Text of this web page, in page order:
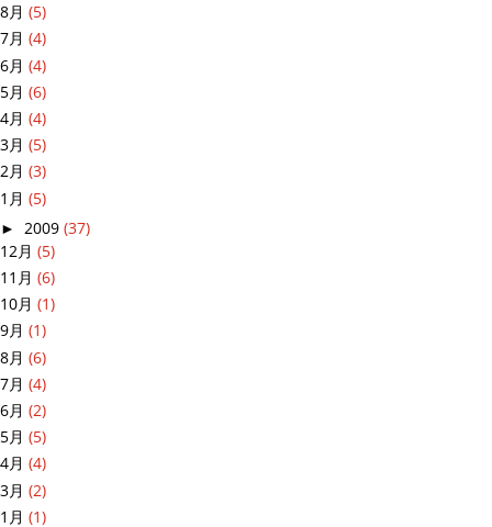
8月 (5)
7月 (4)
6月 (4)
5月 (6)
4月 (4)
3月 (5)
2月 (3)
1月 (5)
► 2009 (37)
12月 (5)
11月 (6)
10月 (1)
9月 (1)
8月 (6)
7月 (4)
6月 (2)
5月 (5)
4月 (4)
3月 (2)
1月 (1)